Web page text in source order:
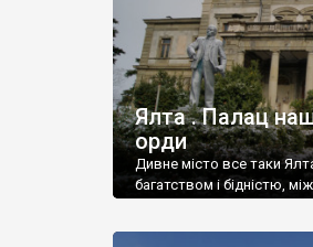
Ялта . Палац
орди
Дивне місто все таки
багатством і бідністю,